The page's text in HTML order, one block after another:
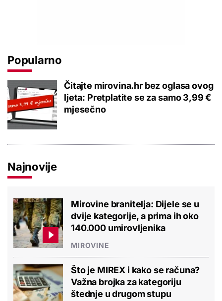
Popularno
Čitajte mirovina.hr bez oglasa ovog
ljeta: Pretplatite se za samo 3,99 €
mjesečno
Najnovije
Mirovine branitelja: Dijele se u
dvije kategorije, a prima ih oko
140.000 umirovljenika
MIROVINE
Što je MIREX i kako se računa?
Važna brojka za kategoriju
štednje u drugom stupu